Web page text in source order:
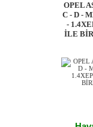
OPEL
C - D -
-
İLE